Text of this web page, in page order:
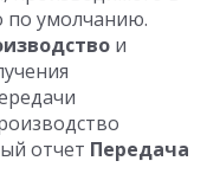
по умолчанию.
и
отчет Передача